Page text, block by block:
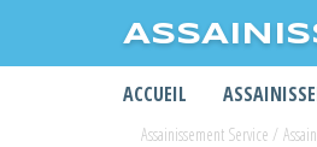
ACCUEIL
Assainissement Service /